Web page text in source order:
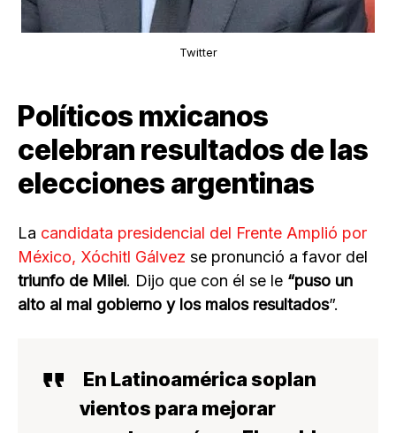
Twitter
Políticos mxicanos
celebran resultados de las
elecciones argentinas
La candidata presidencial del Frente Amplió por
México, Xóchitl Gálvez se pronunció a favor del
triunfo de Milei. Dijo que con él se le “puso un
alto al mal gobierno y los malos resultados”.
En Latinoamérica soplan
vientos para mejorar